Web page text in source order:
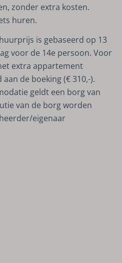
zonder extra kosten.
huren.
is gebaseerd op 13
voor de 14e persoon. Voor
extra appartement
de boeking (€ 310,-).
geldt een borg van
van de borg worden
eigenaar